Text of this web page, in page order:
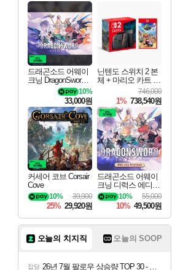
네이버혜택과 함께 만나보세요!
50%할인&추가 적립까지!
이니&베니 혜택까지!
네이버 혜택가와 함께 예약하세요!
할인&네이버혜택으로 만나보세요!
네이버페이 혜택과 만나보세요!
40주년 프로모션으로 만나보세요!
네이버 포인트 혜택까지!
일부 에디션 상시 할인!
혜택으로 예약 판매 중
편안하게 충전하세요
드래곤소드 어웨이
크닝 DragonSword A
10%
33,000원
닌텐도 스위치 2 본
체 + 마리오 카트 월
746,000
1% 738,540원
커세어 코브 Corsair
Cove
39,900
10%
25% 29,920원
드래곤소드 어웨이
크닝 디럭스 에디션
DragonSword Awake
ning Deluxe Edition
55,000
10%
10% 49,500원
오늘의 치지직 오늘의 SOOP
잡담 26년 7월 팔로우 상승량 TOP 30 - 월간 치지직